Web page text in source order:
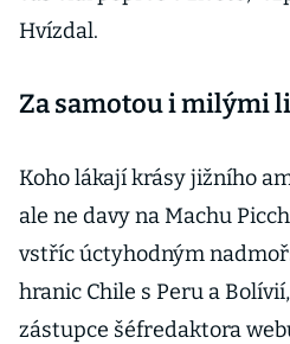
Hvízdal.
Za samotou i milými
Koho lákají krásy jižního
ale ne davy na Machu
vstříc úctyhodným
hranic Chile s Peru a
zástupce šéfredaktora